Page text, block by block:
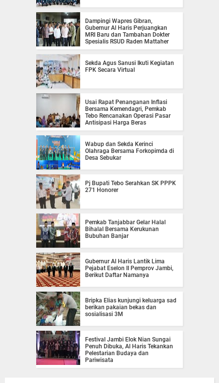
Dampingi Wapres Gibran,
Gubernur Al Haris Perjuangkan
MRI Baru dan Tambahan Dokter
Spesialis RSUD Raden Mattaher
Sekda Agus Sanusi Ikuti Kegiatan
FPK Secara Virtual
Usai Rapat Penanganan Inflasi
Bersama Kemendagri, Pemkab
Tebo Rencanakan Operasi Pasar
Antisipasi Harga Beras
Wabup dan Sekda Kerinci
Olahraga Bersama Forkopimda di
Desa Sebukar
Pj Bupati Tebo Serahkan SK PPPK
271 Honorer
Pemkab Tanjabbar Gelar Halal
Bihalal Bersama Kerukunan
Bubuhan Banjar
Gubernur Al Haris Lantik Lima
Pejabat Eselon II Pemprov Jambi,
Berikut Daftar Namanya
Bripka Elias kunjungi keluarga sad
berikan pakaian bekas dan
sosialisasi 3M
Festival Jambi Elok Nian Sungai
Penuh Dibuka, Al Haris Tekankan
Pelestarian Budaya dan
Pariwisata